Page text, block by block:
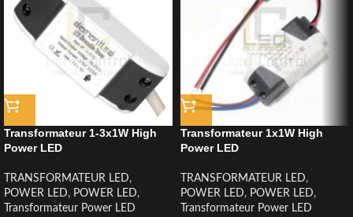
Transformateur 1-3x1W High
Power LED
TRANSFORMATEUR LED,
POWER LED, POWER LED,
Transformateur Power LED
Transformateur 1x1W High
Power LED
TRANSFORMATEUR LED,
POWER LED, POWER LED,
Transformateur Power LED